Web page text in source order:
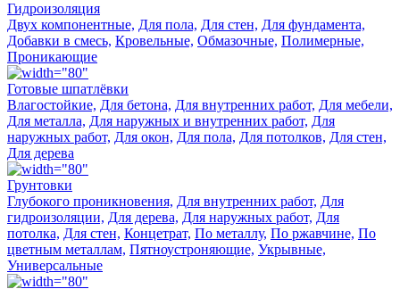
Гидроизоляция
Двух компонентные, Для пола, Для стен, Для фундамента,
Добавки в смесь, Кровельные, Обмазочные, Полимерные,
Проникающие
Готовые шпатлёвки
Влагостойкие, Для бетона, Для внутренних работ, Для мебели,
Для металла, Для наружных и внутренних работ, Для
наружных работ, Для окон, Для пола, Для потолков, Для стен,
Для дерева
Грунтовки
Глубокого проникновения, Для внутренних работ, Для
гидроизоляции, Для дерева, Для наружных работ, Для
потолка, Для стен, Концетрат, По металлу, По ржавчине, По
цветным металлам, Пятноустроняющие, Укрывные,
Универсальные